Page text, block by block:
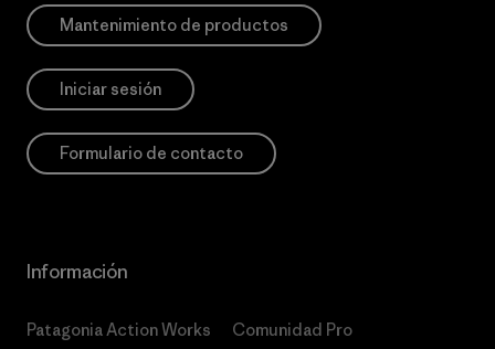
Mantenimiento de productos
Iniciar sesión
Formulario de contacto
Información
Patagonia Action Works Comunidad Pro